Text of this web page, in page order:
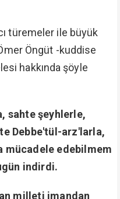
türemeler ile büyük
Öngüt -kuddise
hakkında şöyle
sahte şeyhlerle,
Debbe'tül-arz'larla,
mücadele edebilmem
indirdi.
milleti imandan